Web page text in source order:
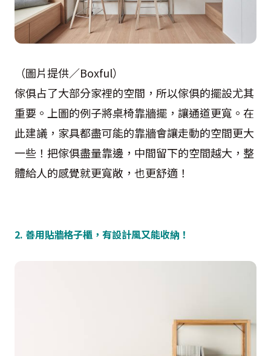
（圖片提供／Boxful）
傢俱占了大部分家裡的空間，所以傢俱的擺設尤其
重要。上圖的例子將桌椅靠牆擺，讓通道更寬。在
此建議，家具都盡可能的靠牆會讓走動的空間更大
一些！把傢俱盡量靠邊，中間留下的空間越大，整
體給人的感覺就更寬敞，也更舒適！
2. 善用貼牆格子櫃，有設計風又能收納！